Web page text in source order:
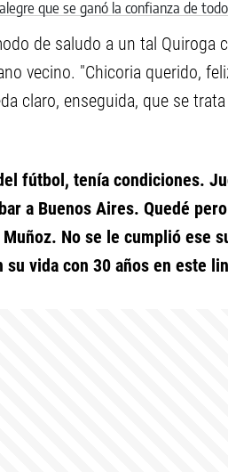
de saludo a un tal Quiroga
vecino. "Chicoria querido,
claro, enseguida, que se
fútbol, tenía condiciones.
a Buenos Aires. Quedé
No se le cumplió ese
su vida con 30 años en este